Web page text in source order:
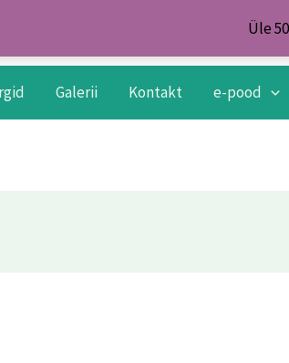
Üle
Galerii Kontakt e-pood